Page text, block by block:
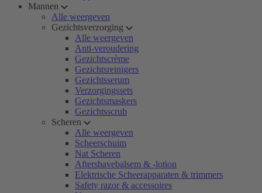
Mannen
Alle weergeven
Gezichtsverzorging
Alle weergeven
Anti-veroudering
Gezichtscrème
Gezichtsreinigers
Gezichtsserum
Verzorgingssets
Gezichtsmaskers
Gezichtsscrub
Scheren
Alle weergeven
Scheerschuim
Nat Scheren
Aftershavebalsem & -lotion
Elektrische Scheerapparaten & trimmers
Safety razor & accessoires